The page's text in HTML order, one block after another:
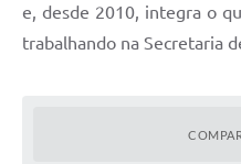
e, desde 2010, integra o
trabalhando na Secretaria